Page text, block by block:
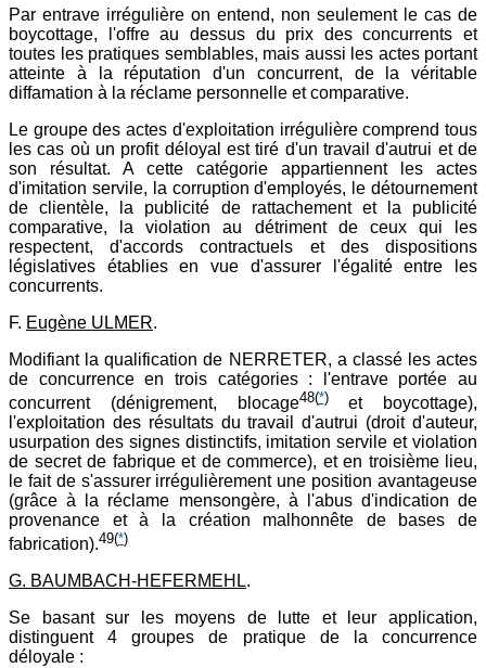
Par entrave irrégulière on entend, non seulement le cas de
boycottage, l'offre au dessus du prix des concurrents et
toutes les pratiques semblables, mais aussi les actes portant
atteinte à la réputation d'un concurrent, de la véritable
diffamation à la réclame personnelle et comparative.
Le groupe des actes d'exploitation irrégulière comprend tous
les cas où un profit déloyal est tiré d'un travail d'autrui et de
son résultat. A cette catégorie appartiennent les actes
d'imitation servile, la corruption d'employés, le détournement
de clientèle, la publicité de rattachement et la publicité
comparative, la violation au détriment de ceux qui les
respectent, d'accords contractuels et des dispositions
législatives établies en vue d'assurer l'égalité entre les
concurrents.
F. Eugène ULMER.
Modifiant la qualification de NERRETER, a classé les actes
de concurrence en trois catégories : l'entrave portée au
concurrent (dénigrement, blocage48(*)et boycottage),
l'exploitation des résultats du travail d'autrui (droit d'auteur,
usurpation des signes distinctifs, imitation servile et violation
de secret de fabrique et de commerce), et en troisième lieu,
le fait de s'assurer irrégulièrement une position avantageuse
(grâce à la réclame mensongère, à l'abus d'indication de
provenance et à la création malhonnête de bases de
fabrication).49(*)
G. BAUMBACH-HEFERMEHL.
Se basant sur les moyens de lutte et leur application,
distinguent 4 groupes de pratique de la concurrence
déloyale :